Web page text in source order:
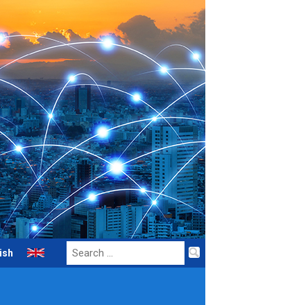
Search
for: